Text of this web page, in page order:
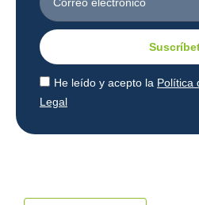
He leído y acepto la Política
Legal